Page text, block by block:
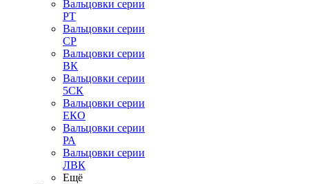
Вальцовки серии
РТ
Вальцовки серии
СР
Вальцовки серии
ВК
Вальцовки серии
5СК
Вальцовки серии
ЕКО
Вальцовки серии
РА
Вальцовки серии
ЛВК
Ещё